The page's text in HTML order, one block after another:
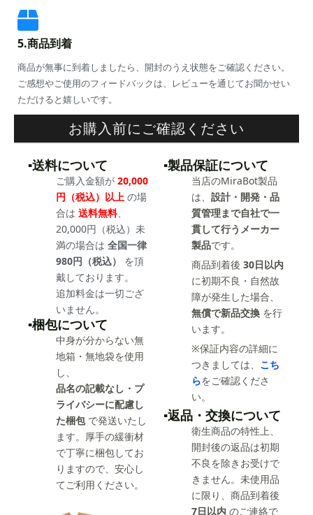
5.商品到着
商品が無事に到着しましたら、開封のうえ状態をご確認ください。
ご感想やご使用のフィードバックは、レビューを通じてお聞かせい
ただけると嬉しいです。
お購入前にご確認ください
▪️送料について
ご購入金額が 20,000
円（税込）以上 の場
合は 送料無料、
20,000円（税込）未
満の場合は 全国一律
980円（税込）
を頂
戴しております。
追加料金は一切ござ
いません。
▪️梱包について
中身が分からない無
地箱・無地袋を使用
し、
品名の記載なし・プ
ライバシーに配慮し
た梱包で発送いたし
ます。厚手の緩衝材
で丁寧に梱包してお
りますので、安心し
てご利用ください。
▪️製品保証について
当店のMiraBot製品
は、 設計・開発・品
質管理まで自社で一
貫して行うメーカー
製品です。
商品到着後 30日以内
に初期不良・自然故
障が発生した場合、
無償で新品交換 を行
います。
※保証内容の詳細に
つきましては、 こち
らをご確認くださ
い。
▪️返品・交換について
衛生商品の特性上、
開封後の返品は初期
不良を除きお受けで
きません。未使用品
に限り、商品到着後
7日以内 のご連絡で